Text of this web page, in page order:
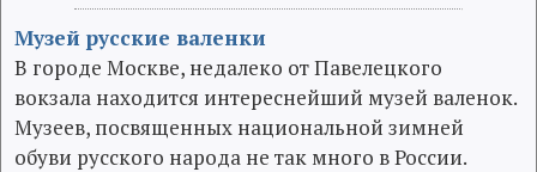
Музей русские валенки
В городе Москве, недалеко от Павелецкого
вокзала находится интереснейший музей валенок.
Музеев, посвященных национальной зимней
обуви русского народа не так много в России.